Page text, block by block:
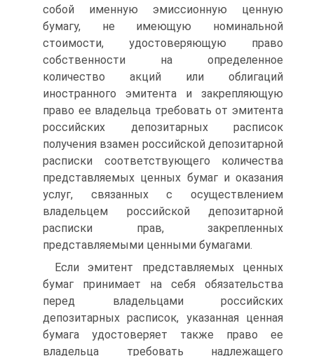
собой именную эмиссионную ценную
бумагу, не имеющую номинальной
стоимости, удостоверяющую право
собственности на определенное
количество акций или облигаций
иностранного эмитента и закрепляющую
право ее владельца требовать от эмитента
российских депозитарных расписок
получения взамен российской депозитарной
расписки соответствующего количества
представляемых ценных бумаг и оказания
услуг, связанных с осуществлением
владельцем российской депозитарной
расписки прав, закрепленных
представляемыми ценными бумагами.
Если эмитент представляемых ценных
бумаг принимает на себя обязательства
перед владельцами российских
депозитарных расписок, указанная ценная
бумага удостоверяет также право ее
владельца требовать надлежащего